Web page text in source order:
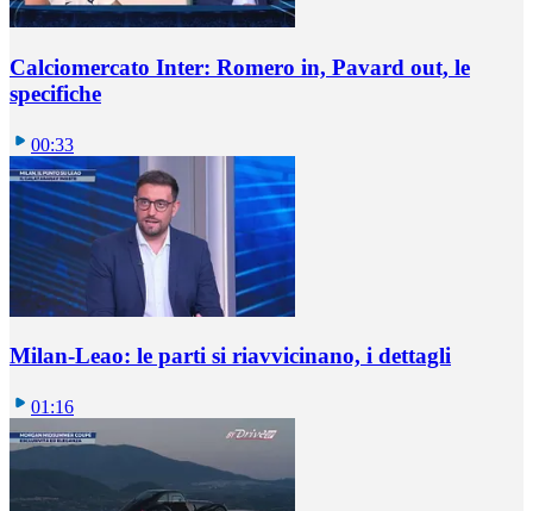
Calciomercato Inter: Romero in, Pavard out, le
specifiche
00:33
Milan-Leao: le parti si riavvicinano, i dettagli
01:16